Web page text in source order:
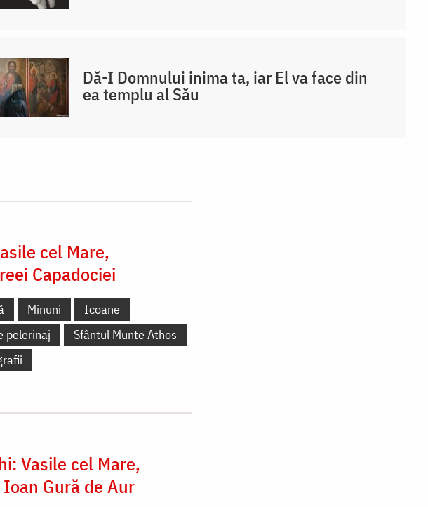
Dă-I Domnului inima ta, iar El va face din
ea templu al Său
cel Mare,
Capadociei
Minuni
Icoane
pelerinaj
Sfântul Munte Athos
Vasile cel Mare,
Gură de Aur